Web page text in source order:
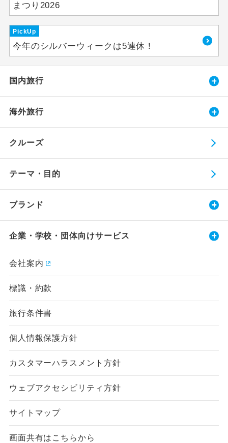
まつり2026
PickUp
今年のシルバーウィークは5連休！
国内旅行
海外旅行
クルーズ
テーマ・目的
ブランド
企業・学校・団体向けサービス
会社案内
標識・約款
旅行条件書
個人情報保護方針
カスタマーハラスメント方針
ウェブアクセシビリティ方針
サイトマップ
画面共有はこちらから